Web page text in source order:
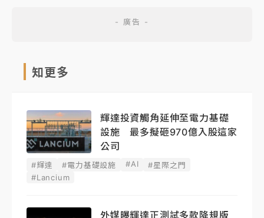
知更多
輝達投資觸角延伸至電力基礎
設施 最多擬砸970億入股這家
公司
#輝達 #電力基礎設施 #AI
#星際之門
#Lancium
外媒曝輝達正測試多款降規版